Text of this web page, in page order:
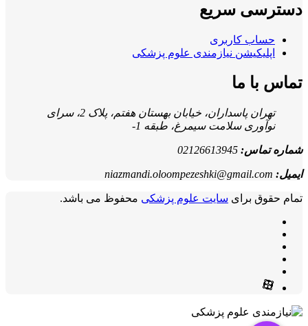
دسترسی سریع
حساب کاربری
اپلیکیشن نیازمندی علوم پزشکی
تماس با ما
تهران پاسداران، خیابان بهستان هفتم، پلاک 2، سرای
نوآوری سلامت سیمرغ، طبقه 1-
شماره تماس: 02126613945
ایمیل: niazmandi.oloompezeshki@gmail.com
تمام حقوق برای سایت علوم پزشکی محفوظ می باشد.